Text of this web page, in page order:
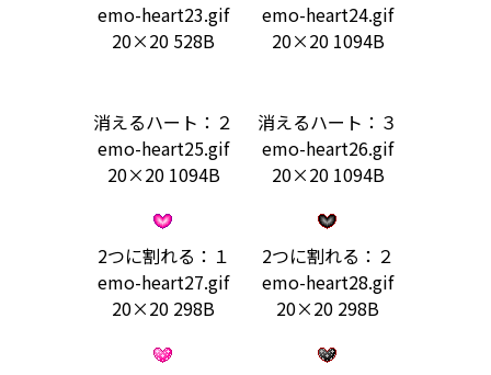
emo-heart23.gif
20×20 528B
emo-heart24.gif
20×20 1094B
消えるハート：２
emo-heart25.gif
20×20 1094B
消えるハート：３
emo-heart26.gif
20×20 1094B
2つに割れる：１
emo-heart27.gif
20×20 298B
2つに割れる：２
emo-heart28.gif
20×20 298B